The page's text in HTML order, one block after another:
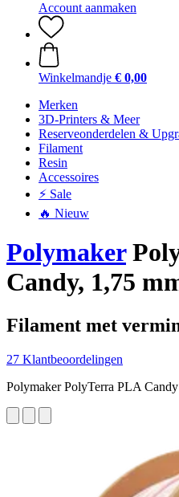
Account aanmaken
Winkelmandje € 0,00
Merken
3D-Printers & Meer
Reserveonderdelen &
Filament
Resin
Accessoires
⚡ Sale
🔥 Nieuw
Polymaker
Candy, 1,75
Filament met
27 Klantbeoordelingen
Polymaker PolyTerra PLA Candy